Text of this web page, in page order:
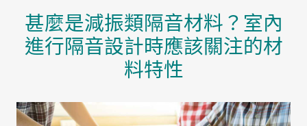
甚麼是減振類隔音材料？室內
進行隔音設計時應該關注的材
料特性